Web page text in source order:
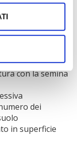
distribuzione
preparazione del
aratura,
oppure,
controllo e
può intervenire
con la semina
dei
in superficie